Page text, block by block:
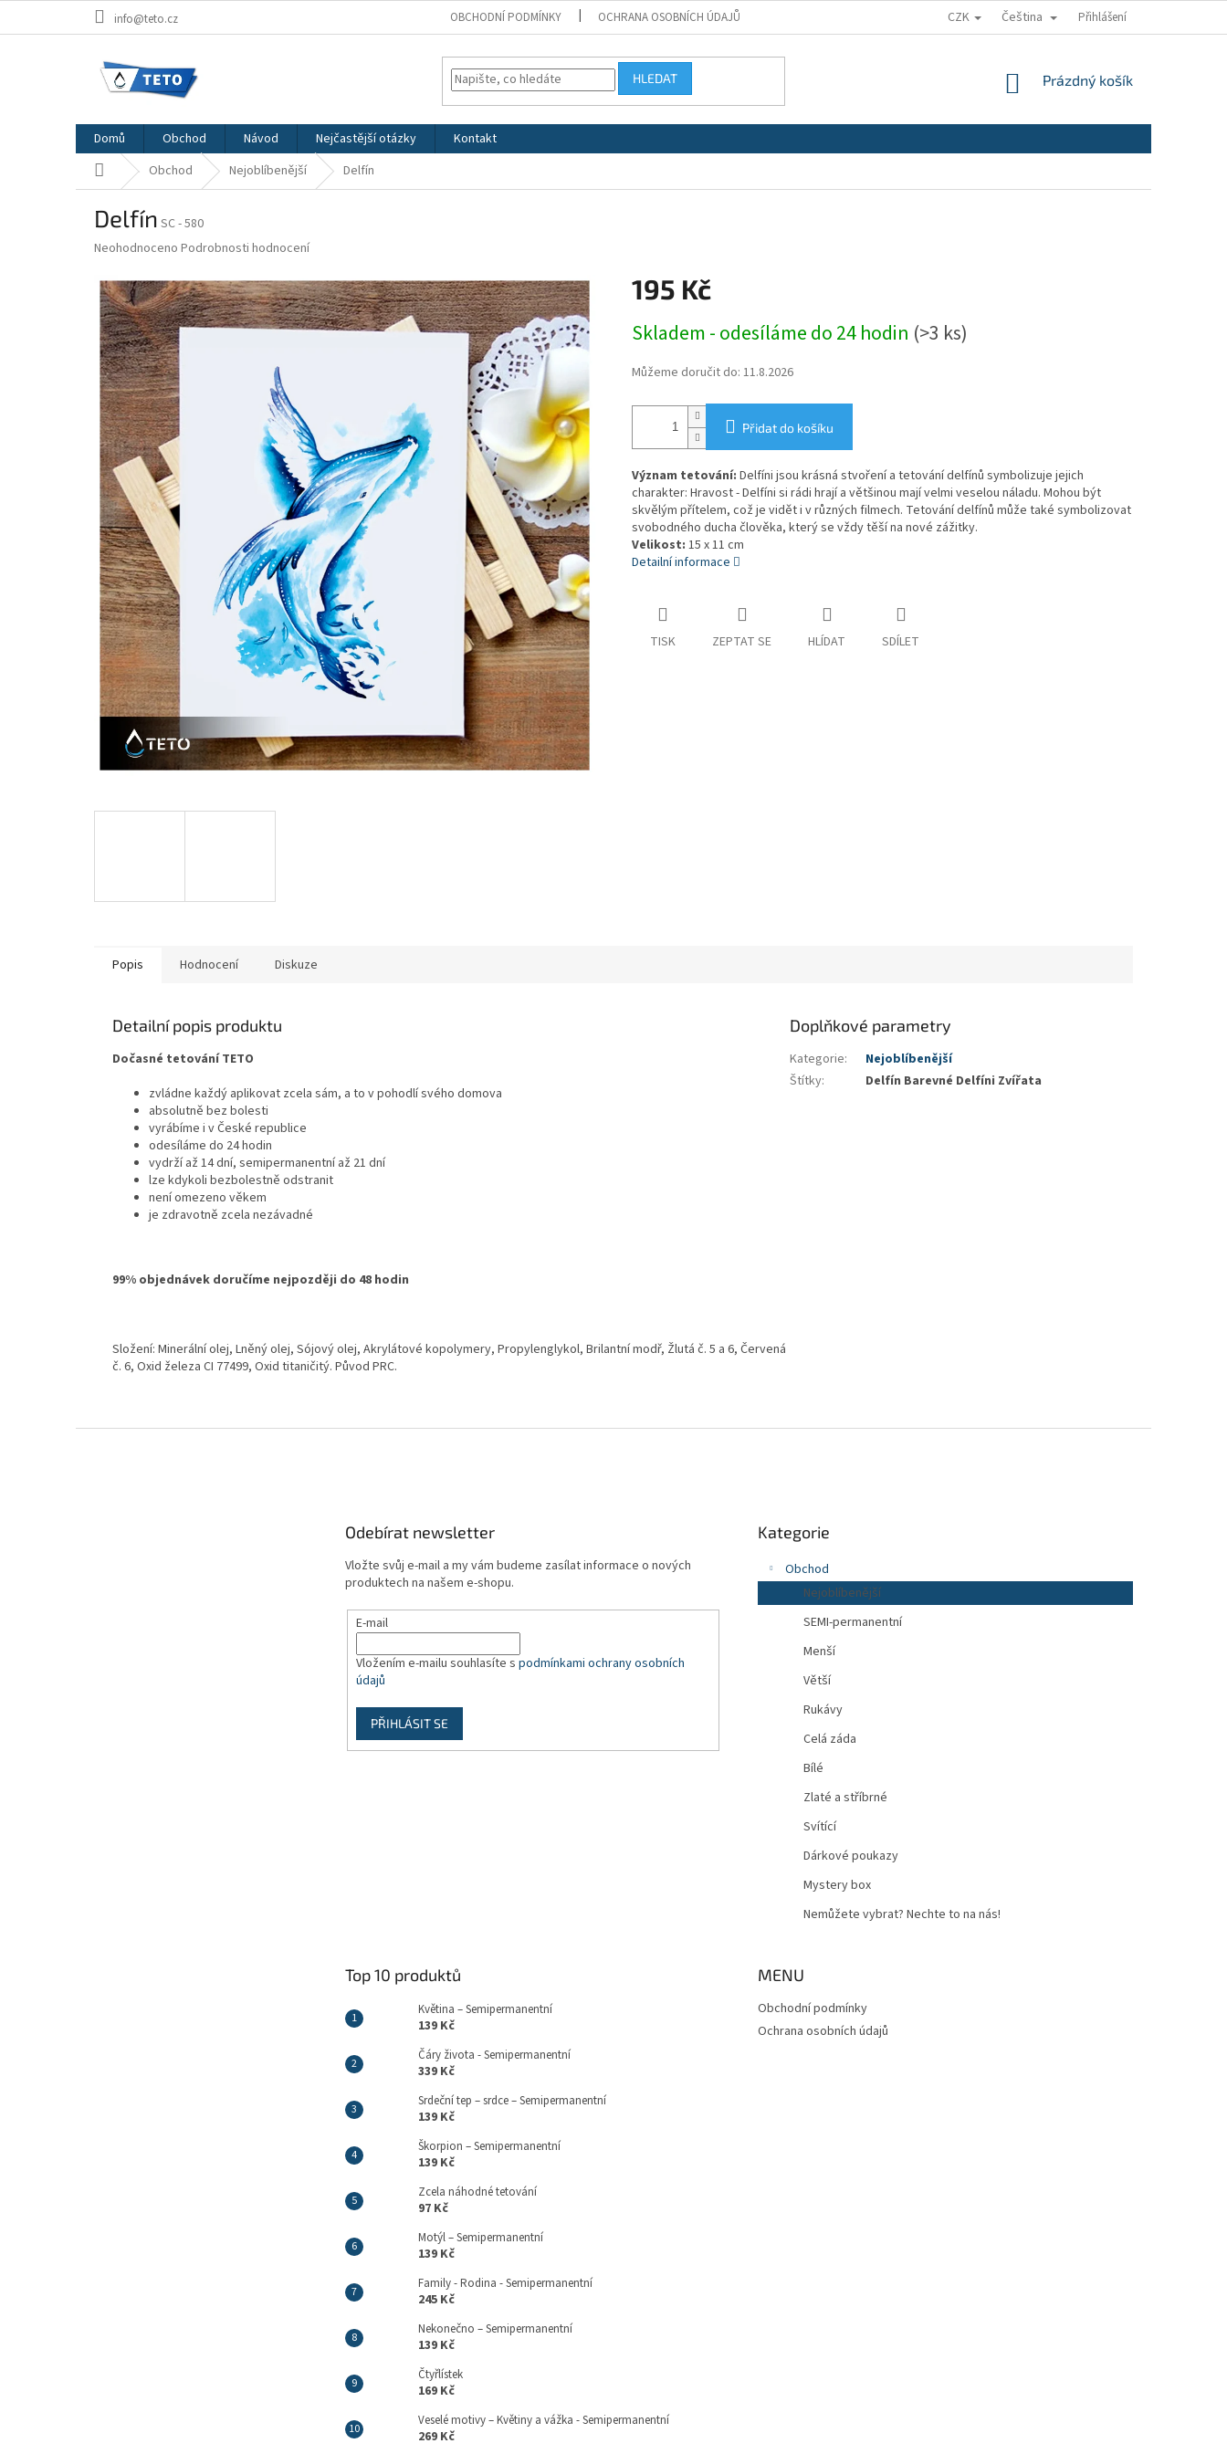
info@teto.cz OBCHODNÍ PODMÍNKY OCHRANA OSOBNÍCH ÚDAJŮ CZK Čeština Přihlášení
HLEDAT
NÁKUPNÍ
Prázdný košík
Domů Obchod Návod Nejčastější otázky
Kontakt
Domů Obchod Nejoblíbenější Delfín
Delfín SC - 580
Průměrné
produktu
je
0,0
hvězdiček.
Neohodnoceno Podrobnosti hodnocení
195 Kč
cena:
Skladem - odesíláme do 24 hodin (>3 ks)
Můžeme doručit do: 11.8.2026
Přidat do košíku
Význam tetování: Delfíni jsou krásná stvoření a tetování delfínů symbolizuje jejich
charakter: Hravost - Delfíni si rádi hrají a většinou mají velmi veselou náladu. Mohou být
skvělým přítelem, což je vidět i v různých filmech. Tetování delfínů může také symbolizovat
svobodného ducha člověka, který se vždy těší na nové zážitky.
Velikost: 15 x 11 cm
Detailní informace
TISK ZEPTAT SE HLÍDAT SDÍLET
Popis Hodnocení Diskuze
Detailní popis produktu
Dočasné tetování TETO
zvládne každý aplikovat zcela sám, a to v pohodlí svého domova
absolutně bez bolesti
vyrábíme i v České republice
odesíláme do 24 hodin
vydrží až 14 dní, semipermanentní až 21 dní
lze kdykoli bezbolestně odstranit
není omezeno věkem
je zdravotně zcela nezávadné
99% objednávek doručíme nejpozději do 48 hodin
Složení: Minerální olej, Lněný olej, Sójový olej, Akrylátové kopolymery, Propylenglykol, Brilantní modř, Žlutá č. 5 a 6, Červená
č. 6, Oxid železa CI 77499, Oxid titaničitý. Původ PRC.
Doplňkové parametry
Kategorie:
Nejoblíbenější
Štítky: Delfín Barevné Delfíni Zvířata
Odebírat newsletter
Vložte svůj e-mail a my vám budeme zasílat informace o nových
produktech na našem e-shopu.
E-mail
Vložením e-mailu souhlasíte s podmínkami ochrany osobních
údajů
PŘIHLÁSIT SE
kategorie
Kategorie
Obchod
Nejoblíbenější
SEMI-permanentní
Menší
Větší
Rukávy
Celá záda
Bílé
Zlaté a stříbrné
Svítící
Dárkové poukazy
Mystery box
Nemůžete vybrat? Nechte to na nás!
Top 10 produktů
Květina – Semipermanentní
139 Kč
Čáry života - Semipermanentní
339 Kč
Srdeční tep – srdce – Semipermanentní
139 Kč
Škorpion – Semipermanentní
139 Kč
Zcela náhodné tetování
97 Kč
Motýl – Semipermanentní
139 Kč
Family - Rodina - Semipermanentní
245 Kč
Nekonečno – Semipermanentní
139 Kč
Čtyřlístek
169 Kč
Veselé motivy – Květiny a vážka - Semipermanentní
269 Kč
MENU
Obchodní podmínky
Ochrana osobních údajů